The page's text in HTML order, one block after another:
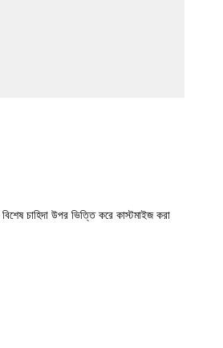
চাহিদা উপর ভিত্তি করে কাস্টমাইজ করা